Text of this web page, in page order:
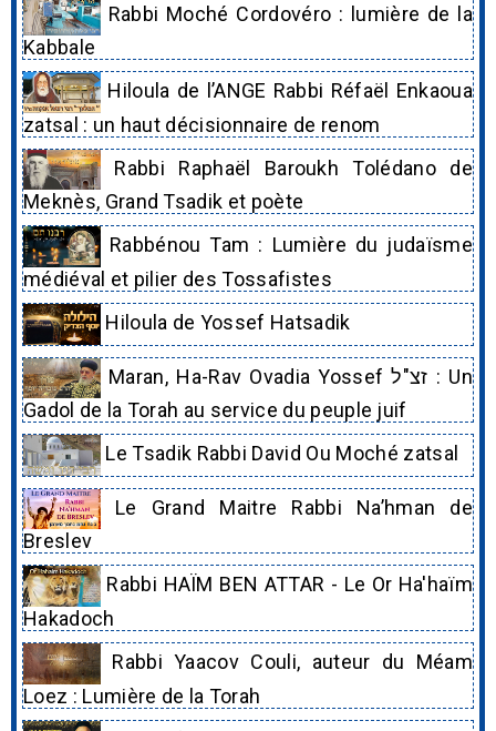
Rabbi Moché Cordovéro : lumière de la
Kabbale
Hiloula de l’ANGE Rabbi Réfaël Enkaoua
zatsal : un haut décisionnaire de renom
Rabbi Raphaël Baroukh Tolédano de
Meknès, Grand Tsadik et poète
Rabbénou Tam : Lumière du judaïsme
médiéval et pilier des Tossafistes
Hiloula de Yossef Hatsadik
Maran, Ha-Rav Ovadia Yossef זצ"ל : Un
Gadol de la Torah au service du peuple juif
Le Tsadik Rabbi David Ou Moché zatsal
Le Grand Maitre Rabbi Na’hman de
Breslev
Rabbi HAÏM BEN ATTAR - Le Or Ha'haïm
Hakadoch
Rabbi Yaacov Couli, auteur du Méam
Loez : Lumière de la Torah